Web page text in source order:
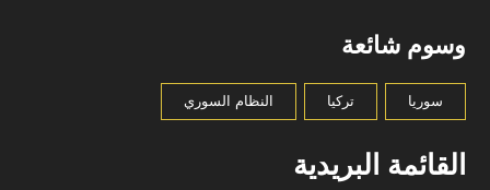
وسوم شائعة
سوريا تركيا النظام السوري
القائمة البريدية